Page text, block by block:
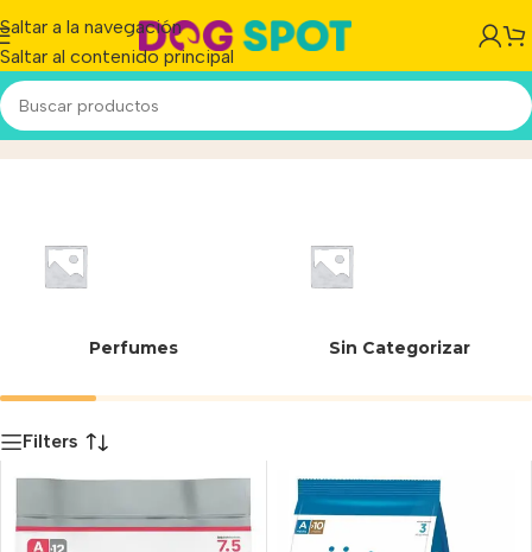
Saltar a la navegación
Saltar al contenido principal
UnikInicio/Producto
Perfumes Sin Categorizar
Filters